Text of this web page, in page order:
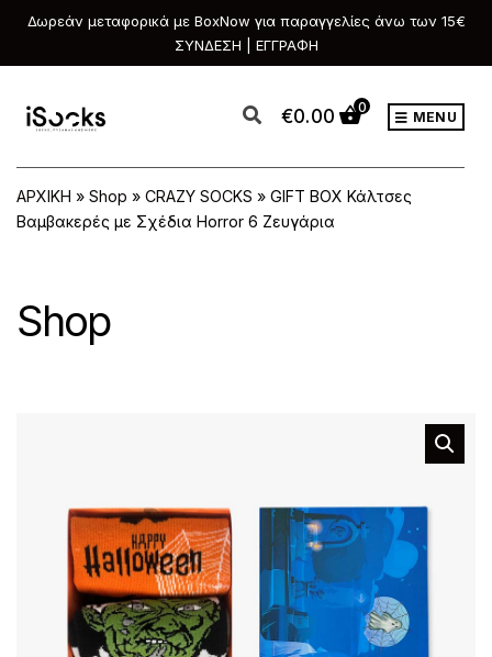
Δωρεάν μεταφορικά με BoxNow για παραγγελίες άνω των 15€
ΣΥΝΔΕΣΗ | ΕΓΓΡΑΦΗ
€0.00 0
MENU
ΑΡΧΙΚΗ » Shop » CRAZY SOCKS » GIFT BOX Κάλτσες
Βαμβακερές με Σχέδια Horror 6 Ζευγάρια
Shop